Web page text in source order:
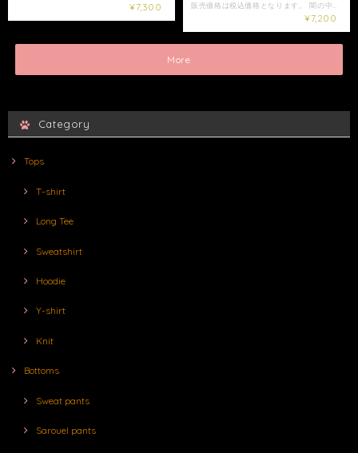
¥7,300
¥7,200
More
Category
Tops
T-shirt
Long Tee
Sweatshirt
Hoodie
Y-shirt
Knit
Bottoms
Sweat pants
Sarouel pants